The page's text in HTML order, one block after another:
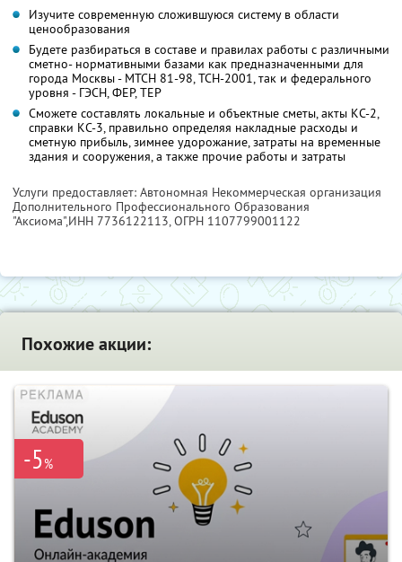
Изучите современную сложившуюся систему в области
ценообразования
Будете разбираться в составе и правилах работы с различными
сметно- нормативными базами как предназначенными для
города Москвы - МТСН 81-98, ТСН-2001, так и федерального
уровня - ГЭСН, ФЕР, ТЕР
Сможете составлять локальные и объектные сметы, акты КС-2,
справки КС-3, правильно определяя накладные расходы и
сметную прибыль, зимнее удорожание, затраты на временные
здания и сооружения, а также прочие работы и затраты
Услуги предоставляет: Автономная Некоммерческая организация
Дополнительного Профессионального Образования
"Аксиома",ИНН 7736122113, ОГРН 1107799001122
Похожие акции:
-5%